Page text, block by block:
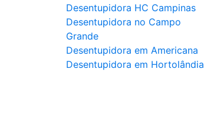
Desentupidora HC Campinas
Desentupidora no Campo
Grande
Desentupidora em Americana
Desentupidora em Hortolândia